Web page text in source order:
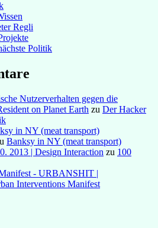
Regli
Politik
Nutzerverhalten gegen die
on Planet Earth zu Der Hacker
in NY (meat transport)
Banksy in NY (meat transport)
2013 | Design Interaction zu 100
- URBANSHIT |
Interventions Manifest